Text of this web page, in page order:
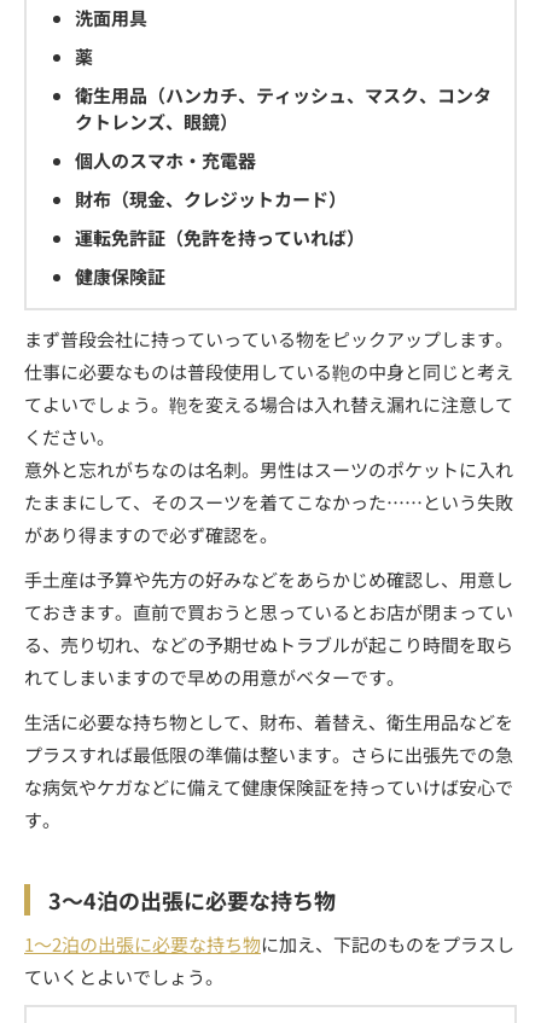
洗面用具
薬
衛生用品（ハンカチ、ティッシュ、マスク、コンタ
クトレンズ、眼鏡）
個人のスマホ・充電器
財布（現金、クレジットカード）
運転免許証（免許を持っていれば）
健康保険証
まず普段会社に持っていっている物をピックアップします。
仕事に必要なものは普段使用している鞄の中身と同じと考え
てよいでしょう。鞄を変える場合は入れ替え漏れに注意して
ください。
意外と忘れがちなのは名刺。男性はスーツのポケットに入れ
たままにして、そのスーツを着てこなかった……という失敗
があり得ますので必ず確認を。
手土産は予算や先方の好みなどをあらかじめ確認し、用意し
ておきます。直前で買おうと思っているとお店が閉まってい
る、売り切れ、などの予期せぬトラブルが起こり時間を取ら
れてしまいますので早めの用意がベターです。
生活に必要な持ち物として、財布、着替え、衛生用品などを
プラスすれば最低限の準備は整います。さらに出張先での急
な病気やケガなどに備えて健康保険証を持っていけば安心で
す。
3～4泊の出張に必要な持ち物
1～2泊の出張に必要な持ち物に加え、下記のものをプラスし
ていくとよいでしょう。